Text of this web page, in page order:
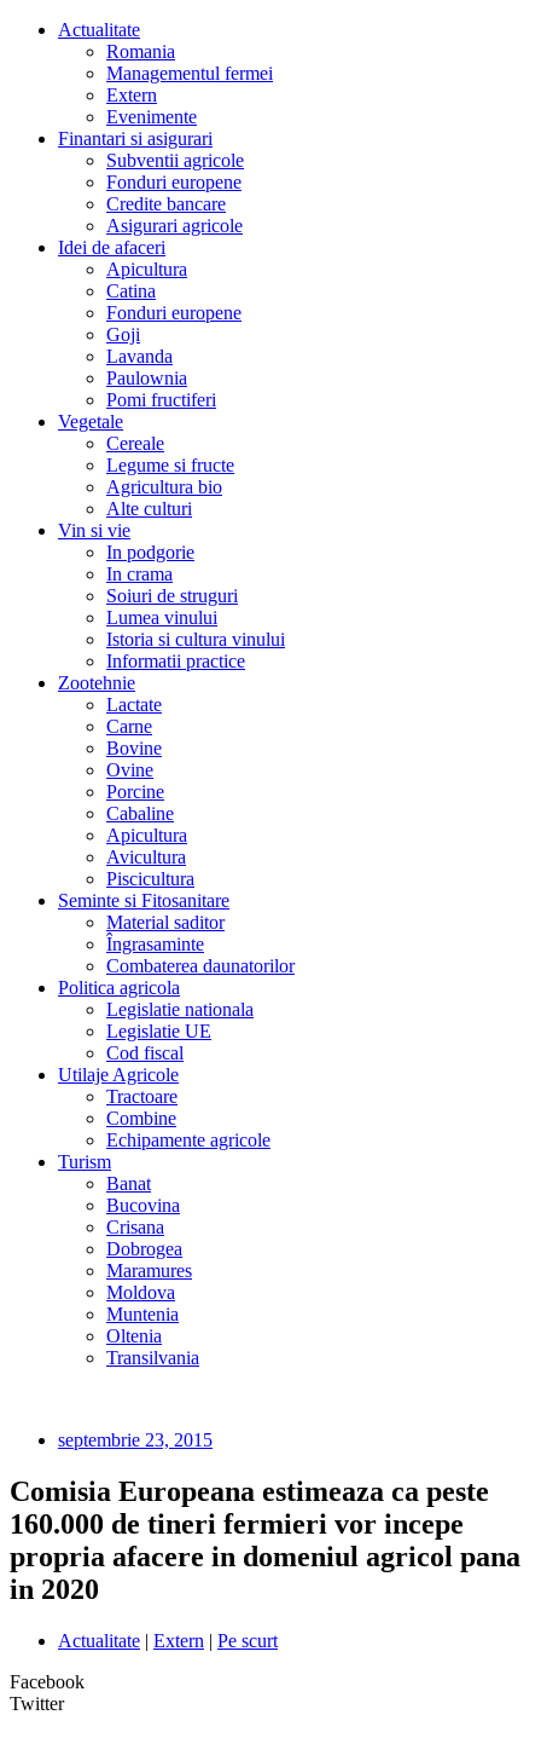
Actualitate
Romania
Managementul fermei
Extern
Evenimente
Finantari si asigurari
Subventii agricole
Fonduri europene
Credite bancare
Asigurari agricole
Idei de afaceri
Apicultura
Catina
Fonduri europene
Goji
Lavanda
Paulownia
Pomi fructiferi
Vegetale
Cereale
Legume si fructe
Agricultura bio
Alte culturi
Vin si vie
In podgorie
In crama
Soiuri de struguri
Lumea vinului
Istoria si cultura vinului
Informatii practice
Zootehnie
Lactate
Carne
Bovine
Ovine
Porcine
Cabaline
Apicultura
Avicultura
Piscicultura
Seminte si Fitosanitare
Material saditor
Îngrasaminte
Combaterea daunatorilor
Politica agricola
Legislatie nationala
Legislatie UE
Cod fiscal
Utilaje Agricole
Tractoare
Combine
Echipamente agricole
Turism
Banat
Bucovina
Crisana
Dobrogea
Maramures
Moldova
Muntenia
Oltenia
Transilvania
septembrie 23, 2015
Comisia Europeana estimeaza ca peste
160.000 de tineri fermieri vor incepe
propria afacere in domeniul agricol pana
in 2020
Actualitate | Extern | Pe scurt
Facebook
Twitter